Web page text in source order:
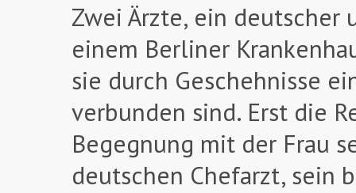
Zwei Ärzte, ein
einem Berliner
sie durch Geschehnisse
verbunden sind. Erst die
Begegnung mit der Frau
deutschen Chefarzt, sein